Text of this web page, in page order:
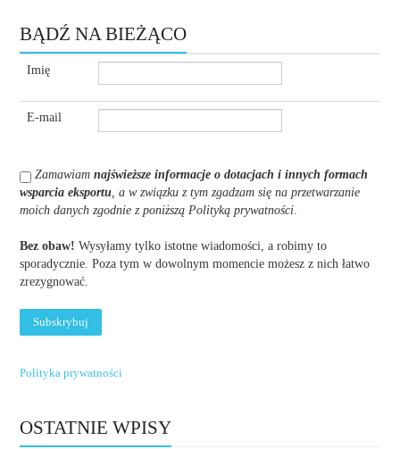
BĄDŹ NA BIEŻĄCO
Imię
E-mail
Zamawiamnajświeższe informacje o dotacjach i innych formach
wsparcia eksportu , a w związku z tym zgadzam się na przetwarzanie
moich danych zgodnie z poniższą Polityką prywatności
Bez obaw! Wysyłamy tylko istotne wiadomości, a robimy to
sporadycznie. Poza tym w dowolnym momencie możesz z nich łatwo
zrezygnować.
Polityka prywatności
OSTATNIE WPISY